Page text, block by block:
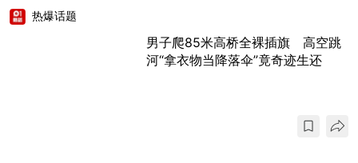
热爆话题
男子爬85米高桥全裸插旗 高空跳
河“拿衣物当降落伞”竟奇迹生还